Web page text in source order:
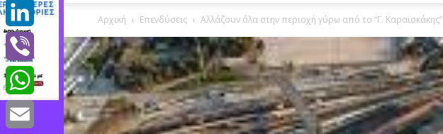
Αρχική Επενδύσεις Αλλάζουν όλα στην περιοχή γύρω από το “Γ. Καραϊσκάκης”
Twitter
LinkedIn
Viber
WhatsApp